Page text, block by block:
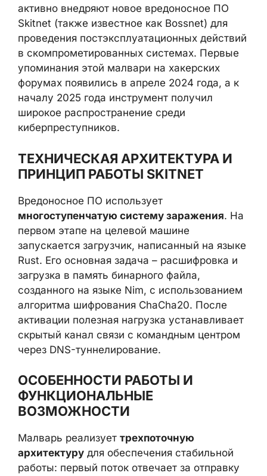
активно внедряют новое вредоносное ПО
Skitnet (также известное как Bossnet) для
проведения постэксплуатационных действий
в скомпрометированных системах. Первые
упоминания этой малвари на хакерских
форумах появились в апреле 2024 года, а к
началу 2025 года инструмент получил
широкое распространение среди
киберпреступников.
ТЕХНИЧЕСКАЯ АРХИТЕКТУРА И
ПРИНЦИП РАБОТЫ SKITNET
Вредоносное ПО использует
многоступенчатую систему заражения. На
первом этапе на целевой машине
запускается загрузчик, написанный на языке
Rust. Его основная задача – расшифровка и
загрузка в память бинарного файла,
созданного на языке Nim, с использованием
алгоритма шифрования ChaCha20. После
активации полезная нагрузка устанавливает
скрытый канал связи с командным центром
через DNS-туннелирование.
ОСОБЕННОСТИ РАБОТЫ И
ФУНКЦИОНАЛЬНЫЕ
ВОЗМОЖНОСТИ
Малварь реализует трехпоточную
архитектуру для обеспечения стабильной
работы: первый поток отвечает за отправку